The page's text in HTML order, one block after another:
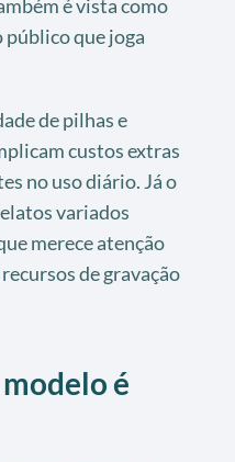
é vista como
que joga
de pilhas e
custos extras
no uso diário. Já o
variados
merece atenção
de gravação
é